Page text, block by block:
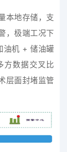
本地存储，支
，极端工况下
油机 + 储油罐
方数据交叉比
层面封堵监管